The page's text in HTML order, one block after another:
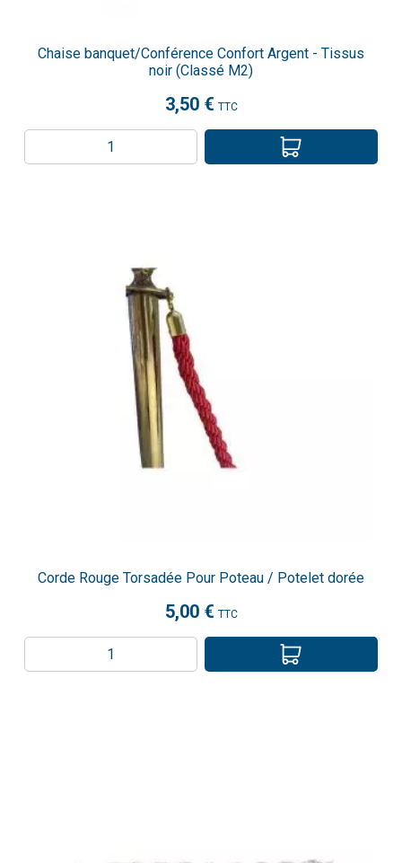
Chaise banquet/Conférence Confort Argent - Tissus
noir (Classé M2)
3,50 € TTC
Corde Rouge Torsadée Pour Poteau / Potelet dorée
5,00 € TTC